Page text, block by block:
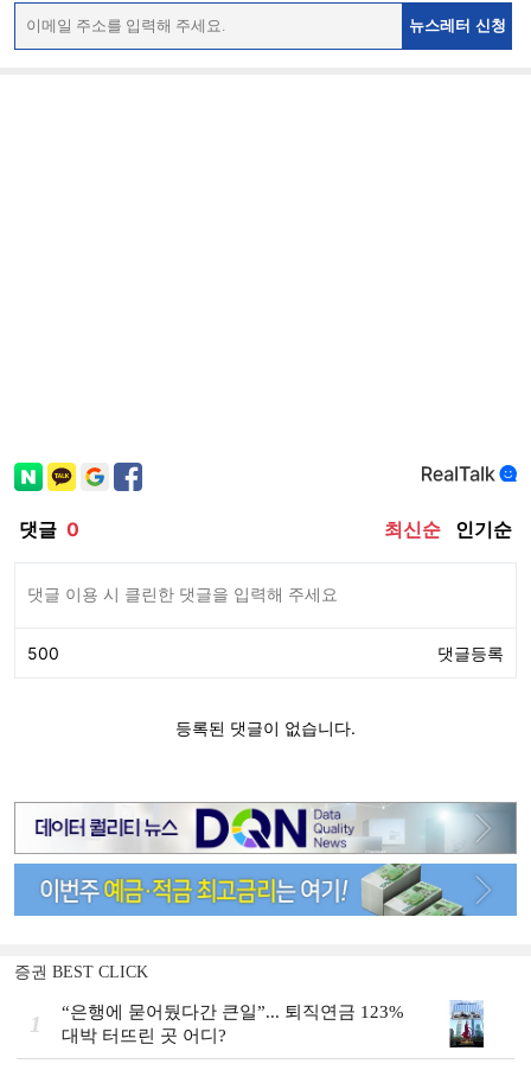
뉴스레터 신청
증권 BEST CLICK
1
“은행에 묻어뒀다간 큰일”... 퇴직연금 123%
대박 터뜨린 곳 어디?